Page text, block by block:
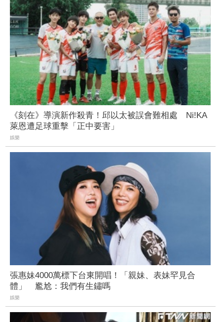
《刻在》導演新作殺青！邱以太被誤會難相處 Ni!KA
萊恩遭足球重擊「正中要害」
娛樂
張惠妹4000萬標下台東開唱！「親妹、表妹罕見合
體」 尷尬：我們有生鏽嗎
娛樂